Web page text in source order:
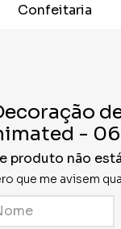
Home Decor
-
produto não
que me avisem